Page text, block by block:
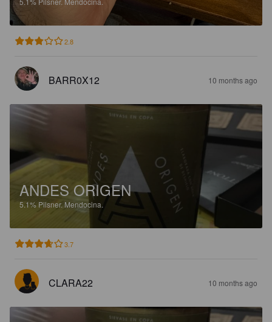
2.8
BARR0X12 10 months ago
ANDES ORIGEN
5.1% Pilsner. Mendocina.
3.7
CLARA22 10 months ago